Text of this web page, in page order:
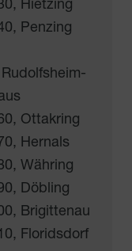
Hietzing
Penzing
Ottakring
Hernals
Währing
Döbling
Brigittenau
Floridsdorf